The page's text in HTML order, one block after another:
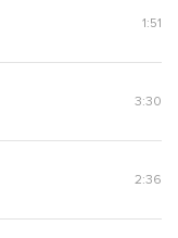
1:51
3:30
2:36